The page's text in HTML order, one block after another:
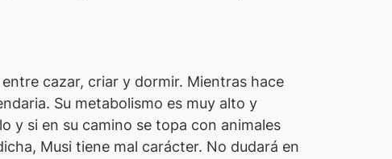
cazar, criar y dormir. Mientras hace
Su metabolismo es muy alto y
y si en su camino se topa con animales
Musi tiene mal carácter. No dudará en